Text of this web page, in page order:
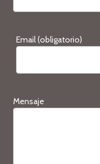
Email (obligatorio)
Mensaje